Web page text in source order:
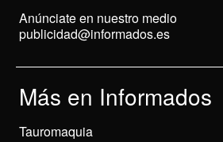
Anúnciate en nuestro medio
publicidad@informados.es
Más en Informados
Tauromaquia